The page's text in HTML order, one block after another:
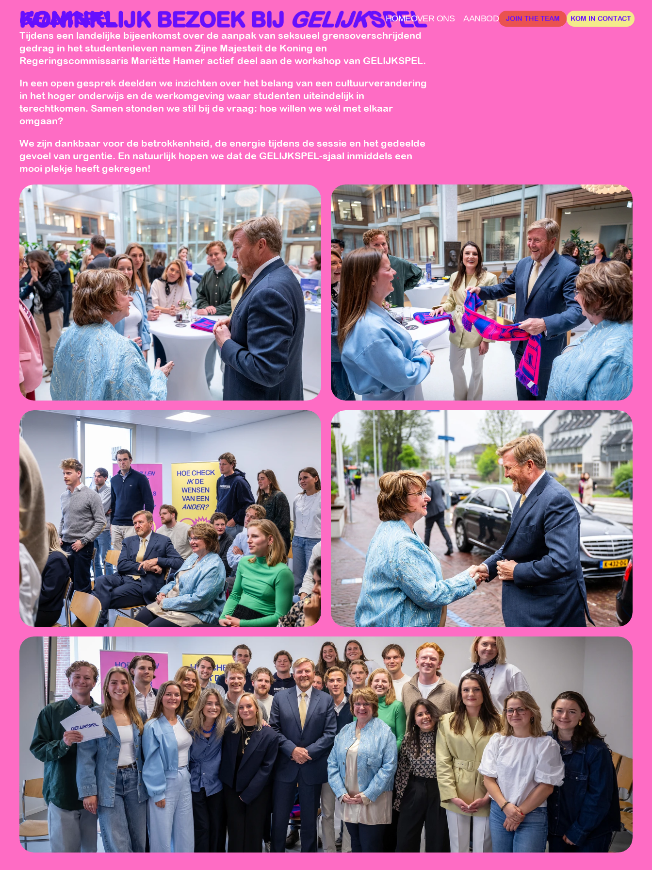
HOMEOVER ONS AANBOD JOIN THE TEAM KOM IN CONTACT
Tijdens een landelijke bijeenkomst over de aanpak van seksueel grensoverschrijdend
gedrag in het studentenleven namen Zijne Majesteit de Koning en
Regeringscommissaris Mariëtte Hamer actief deel aan de workshop van GELIJKSPEL.
In een open gesprek deelden we inzichten over het belang van een cultuurverandering
in het hoger onderwijs en de werkomgeving waar studenten uiteindelijk in
terechtkomen. Samen stonden we stil bij de vraag: hoe willen we wél met elkaar
omgaan?
We zijn dankbaar voor de betrokkenheid, de energie tijdens de sessie en het gedeelde
gevoel van urgentie. En natuurlijk hopen we dat de GELIJKSPEL-sjaal inmiddels een
mooi plekje heeft gekregen!